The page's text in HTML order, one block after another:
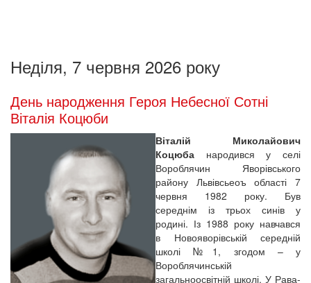
Неділя, 7 червня 2026 року
День народження Героя Небесної Сотні
Віталія Коцюби
Віталій Миколайович
Коцюба народився у селі
Вороблячин Яворівського
району Львівсьеоъ області 7
червня 1982 року. Був
середнім із трьох синів у
родині. Із 1988 року навчався
в Новояворівській середній
школі №1, згодом – у
Вороблячинській
загальноосвітній школі. У Рава-